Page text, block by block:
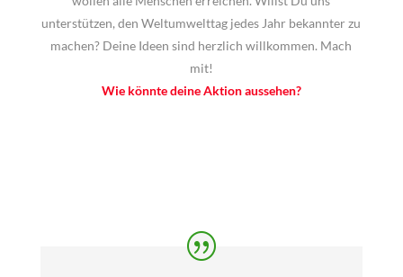
unterstützen, den Weltumwelttag jedes Jahr bekannter zu
machen? Deine Ideen sind herzlich willkommen. Mach
mit!
Wie könnte deine Aktion aussehen?